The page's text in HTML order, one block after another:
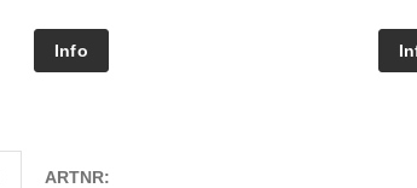
ARTNR: